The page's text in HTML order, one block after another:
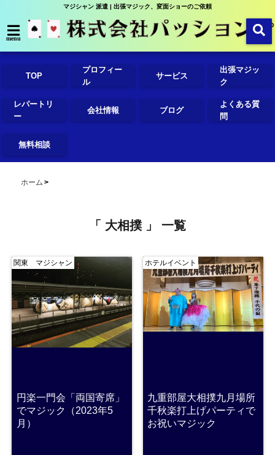
マジシャン 派遣 | 出張マジック、変面ショーのご依頼
menu
TOP
プロフィー
ル
サービス
出張マジッ
ク
レパートリ
ー
会社情報 ブログ
よくある質
問
無料相談
ホーム
「 大相撲 」 一覧
関東 マジシャン
円楽一門会「両国寄席」
でマジック（2023年5
月）
ホテルイベント
九重部屋大相撲九月場所
千秋楽打上げパーティで
お祝いマジック